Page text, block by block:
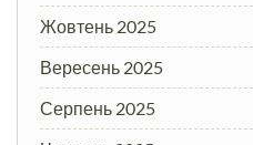
Жовтень 2025
Вересень 2025
Серпень 2025